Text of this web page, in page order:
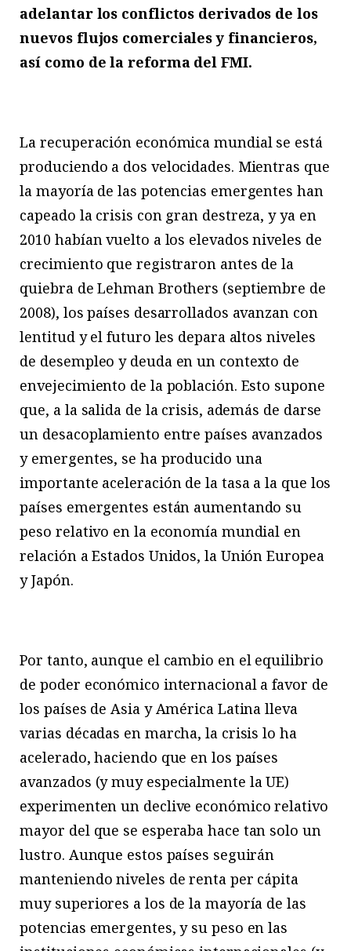
adelantar los conflictos derivados de los
nuevos flujos comerciales y financieros,
así como de la reforma del FMI.
La recuperación económica mundial se está
produciendo a dos velocidades. Mientras que
la mayoría de las potencias emergentes han
capeado la crisis con gran destreza, y ya en
2010 habían vuelto a los elevados niveles de
crecimiento que registraron antes de la
quiebra de Lehman Brothers (septiembre de
2008), los países desarrollados avanzan con
lentitud y el futuro les depara altos niveles
de desempleo y deuda en un contexto de
envejecimiento de la población. Esto supone
que, a la salida de la crisis, además de darse
un desacoplamiento entre países avanzados
y emergentes, se ha producido una
importante aceleración de la tasa a la que los
países emergentes están aumentando su
peso relativo en la economía mundial en
relación a Estados Unidos, la Unión Europea
y Japón.
Por tanto, aunque el cambio en el equilibrio
de poder económico internacional a favor de
los países de Asia y América Latina lleva
varias décadas en marcha, la crisis lo ha
acelerado, haciendo que en los países
avanzados (y muy especialmente la UE)
experimenten un declive económico relativo
mayor del que se esperaba hace tan solo un
lustro. Aunque estos países seguirán
manteniendo niveles de renta per cápita
muy superiores a los de la mayoría de las
potencias emergentes, y su peso en las